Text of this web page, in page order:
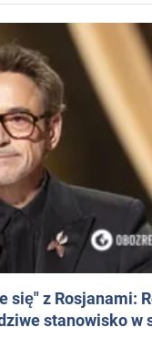
się" z Rosjanami:
stanowisko w